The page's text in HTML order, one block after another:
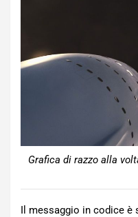
Grafica di razzo alla
Il messaggio in codice è